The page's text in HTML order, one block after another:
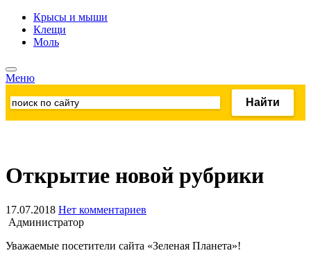
Крысы и мыши
Клещи
Моль
Меню
Открытие новой рубрики
17.07.2018 Нет комментариев
Администратор
Уважаемые посетители сайта «Зеленая Планета»!